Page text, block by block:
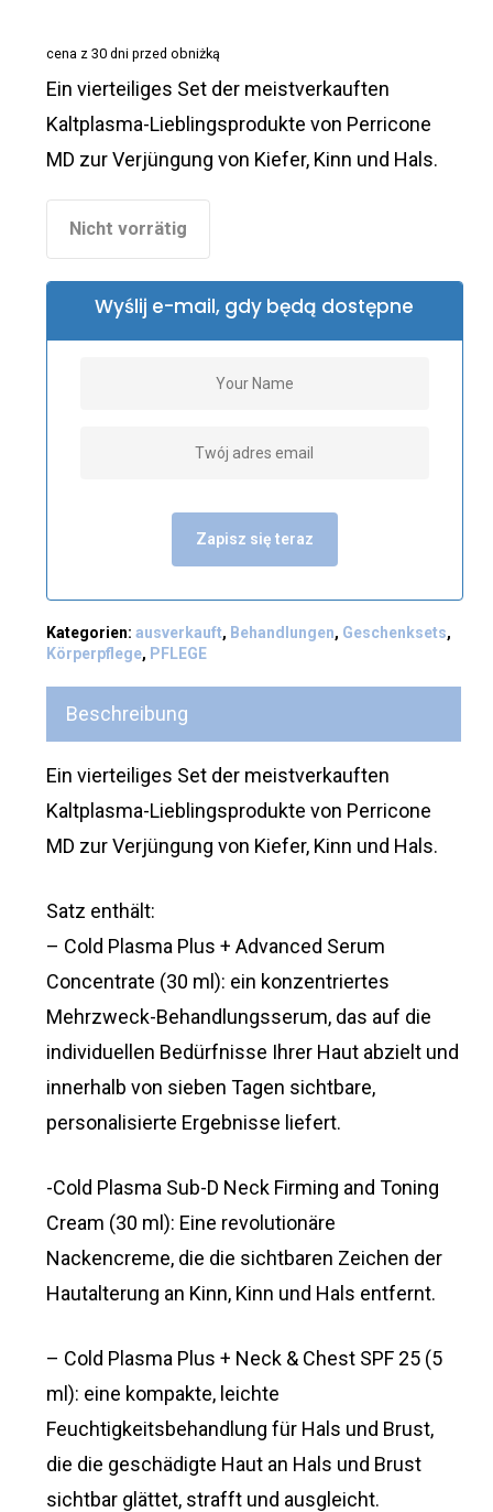
€153,36€71,76.
cena z 30 dni przed obniżką
Ein vierteiliges Set der meistverkauften
Kaltplasma-Lieblingsprodukte von Perricone
MD zur Verjüngung von Kiefer, Kinn und Hals.
Nicht vorrätig
Wyślij e-mail, gdy będą dostępne
Zapisz się teraz
Kategorien: ausverkauft, Behandlungen, Geschenksets,
Körperpflege, PFLEGE
Beschreibung
Ein vierteiliges Set der meistverkauften
Kaltplasma-Lieblingsprodukte von Perricone
MD zur Verjüngung von Kiefer, Kinn und Hals.
Satz enthält:
– Cold Plasma Plus + Advanced Serum
Concentrate (30 ml): ein konzentriertes
Mehrzweck-Behandlungsserum, das auf die
individuellen Bedürfnisse Ihrer Haut abzielt und
innerhalb von sieben Tagen sichtbare,
personalisierte Ergebnisse liefert.
-Cold Plasma Sub-D Neck Firming and Toning
Cream (30 ml): Eine revolutionäre
Nackencreme, die die sichtbaren Zeichen der
Hautalterung an Kinn, Kinn und Hals entfernt.
– Cold Plasma Plus + Neck & Chest SPF 25 (5
ml): eine kompakte, leichte
Feuchtigkeitsbehandlung für Hals und Brust,
die die geschädigte Haut an Hals und Brust
sichtbar glättet, strafft und ausgleicht.